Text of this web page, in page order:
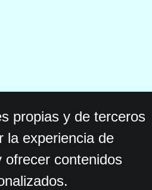
propias y de terceros
la experiencia de
ofrecer contenidos